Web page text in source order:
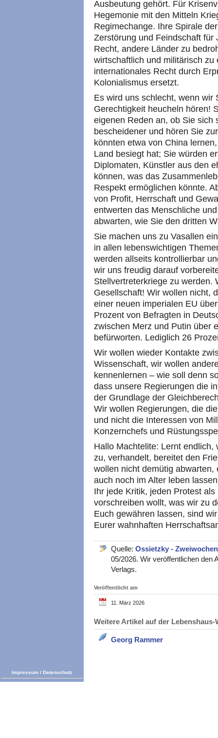
Ausbeutung gehört. Für
Hegemonie mit den Mitteln
Regimechange. Ihre Spirale
Zerstörung und Feindschaft
Recht, andere Länder zu
wirtschaftlich und militärisch
internationales Recht durch
Kolonialismus ersetzt.
Es wird uns schlecht, wenn wir
Gerechtigkeit heucheln hören!
eigenen Reden an, ob Sie sich
bescheidener und hören Sie
könnten etwa von China
Land besiegt hat; Sie würden
Diplomaten, Künstler aus den
können, was das
Respekt ermöglichen könnte.
von Profit, Herrschaft und
entwerten das Menschliche
abwarten, wie Sie den dritten
Sie machen uns zu Vasallen
in allen lebenswichtigen
werden allseits kontrollierbar
wir uns freudig darauf
Stellvertreterkriege zu werden.
Gesellschaft! Wir wollen nicht,
einer neuen imperialen EU
Prozent von Befragten in
zwischen Merz und Putin über
befürworten. Lediglich 26
Wir wollen wieder Kontakte
Wissenschaft, wir wollen
kennenlernen – wie soll denn
dass unsere Regierungen die
der Grundlage der
Wir wollen Regierungen, die
und nicht die Interessen von
Konzernchefs und
Hallo Machtelite: Lernt
zu, verhandelt, bereitet den
wollen nicht demütig
auch noch im Alter leben
Ihr jede Kritik, jeden Protest
vorschreiben wollt, was wir zu
Euch gewähren lassen, sind
Eurer wahnhaften
Quelle: Ossietzky -
05/2026. Wir veröffentlichen den
Verlags.
Veröffentlicht am
11. März 2026
Weitere Artikel auf der
Georg Rammer
Impressum / Datenschutz